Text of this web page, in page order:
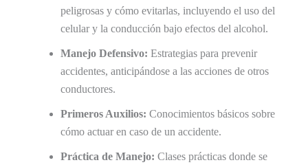
peligrosas y cómo evitarlas, incluyendo el uso del
celular y la conducción bajo efectos del alcohol.
Manejo Defensivo: Estrategias para prevenir
accidentes, anticipándose a las acciones de otros
conductores.
Primeros Auxilios: Conocimientos básicos sobre
cómo actuar en caso de un accidente.
Práctica de Manejo: Clases prácticas donde se